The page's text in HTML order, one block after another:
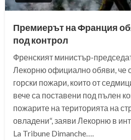
Премиерът на Франция
под контрол
Френският министър-
Лекорню официално обяви, че
горски пожари, които от
вече са поставени под пълен
пожарите на територията на
овладени“, заяви Лекорню в
La Tribune Dimanche….